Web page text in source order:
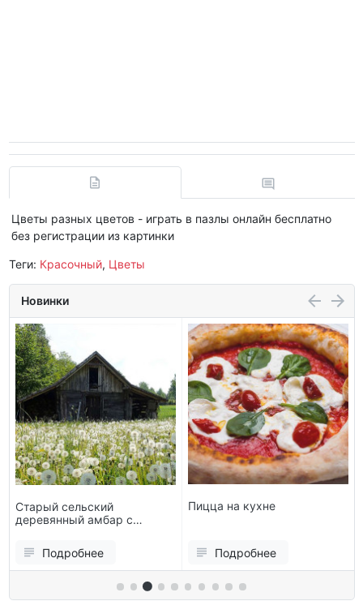
Цветы разных цветов - играть в пазлы онлайн бесплатно
без регистрации из картинки
Теги: Красочный, Цветы
Новинки
Старый сельский
деревянный амбар с
Подробнее
Пицца на кухне
Подробнее